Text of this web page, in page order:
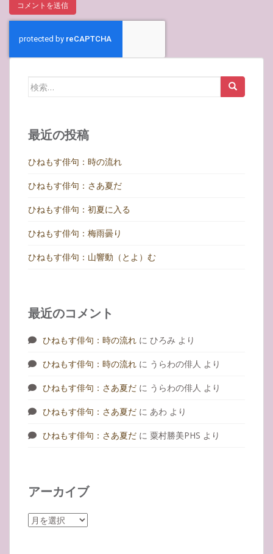
検
最近の投稿
ひねもす俳句：時の流れ
ひねもす俳句：さあ夏だ
ひねもす俳句：初夏に入る
ひねもす俳句：梅雨曇り
ひねもす俳句：山響動（とよ）む
最近のコメント
ひねもす俳句：時の流れ に ひろみ より
ひねもす俳句：時の流れ に うらわの俳人 より
ひねもす俳句：さあ夏だ に うらわの俳人 より
ひねもす俳句：さあ夏だ に あわ より
ひねもす俳句：さあ夏だ に 粟村勝美PHS より
アーカイブ
ア